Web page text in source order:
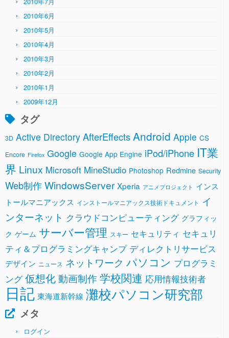
2010年6月
2010年5月
2010年4月
2010年3月
2010年2月
2010年1月
2009年12月
タグ
3D Active Directory AfterEffectsAndroid Apple CS
Encore Firefox Google Google App Engine iPod/iPhone IT業
界 Linux Microsoft MineStudio Photoshop Redmine Security
Web制作WindowsServer Xperia アニメプロジェクト インス
トールマニアックス インストールマニアックス技術ドキュメント イ
ンターネット クラウドコンピューティング グラフィッ
ク ゲーム サーバー管理 スキー セキュリティ セキュリ
ティ＆プログラミングキャンプ ディレクトリサービス
デザイン ニュース ネットワーク パソコン プログラミ
ング 仮想化動画制作学校関連 応用情報技術者
日記 東海道新幹線 灘校パソコン研究部
メタ
ログイン